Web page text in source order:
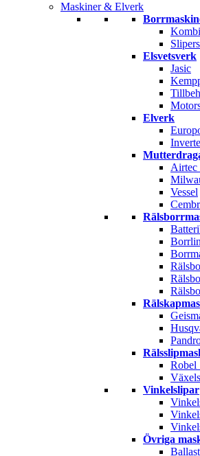
Maskiner & Elverk
Elsvetsverk
Jasic
Elverk
Airtec
Vessel
Robel
Vinkelslipar
Övriga